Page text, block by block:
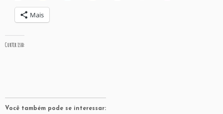
Mais
Curtir isso:
Você também pode se interessar: